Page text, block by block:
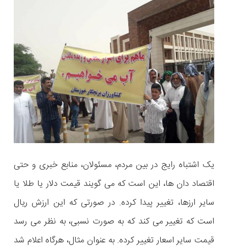
یک اشتباه رایج در بین مردم، مسئولان، منابع خبری و حتی
اقتصاد دان ها، این است که می گویند قیمت دلار یا طلا یا
سایر ارزها، تغییر پیدا کرده. در صورتی که این ارزش ریال
است که تغییر می کند که به صورت نسبی، به نظر می رسد
قیمت سایر اسعار تغییر کرده. به عنوان مثال، هرگاه اعلام شد